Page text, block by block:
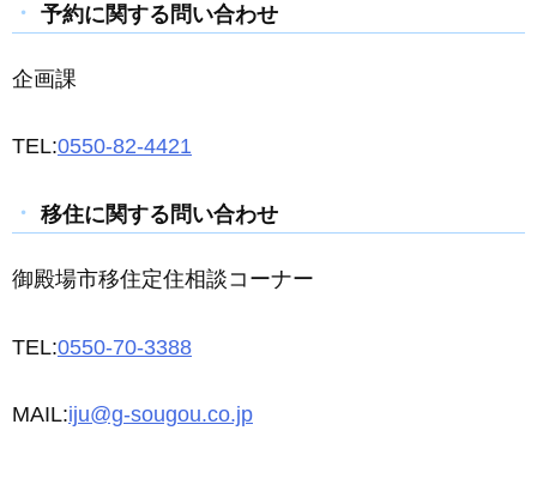
予約に関する問い合わせ
企画課
TEL:0550-82-4421
移住に関する問い合わせ
御殿場市移住定住相談コーナー
TEL:0550-70-3388
MAIL:iju@g-sougou.co.jp